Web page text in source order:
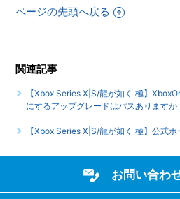
てニューゲーム）モードができます
ください
【Xbox Series X|S/龍が如く 極】
ページの先頭へ戻る
関連記事
【Xbox Series X|S/龍が如く 極】
にするアップグレードはパスありますか
【Xbox Series X|S/龍が如く 極】公式
お問い合わ